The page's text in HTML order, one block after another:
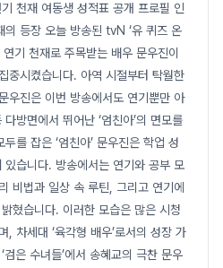
천재 여동생 성적표 공개 프로필 인
의 등장 오늘 방송된 tvN ‘유 퀴즈 온
기 천재로 주목받는 배우 문우진이
중시켰습니다. 아역 시절부터 탁월한
우진은 이번 방송에서도 연기뿐만 아
방면에서 뛰어난 ‘엄친아’의 면모를
를 잡은 ‘엄친아’ 문우진은 학업 성
습니다. 방송에서는 연기와 공부 모
비법과 일상 속 루틴, 그리고 연기에
혔습니다. 이러한 모습은 많은 시청
, 차세대 ‘육각형 배우’로서의 성장 가
은 수녀들’에서 송혜교의 극찬 문우